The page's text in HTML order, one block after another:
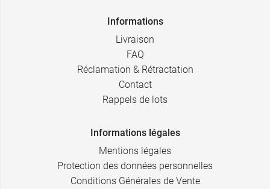
Informations
Livraison
FAQ
Réclamation & Rétractation
Contact
Rappels de lots
Informations légales
Mentions légales
Protection des données personnelles
Conditions Générales de Vente